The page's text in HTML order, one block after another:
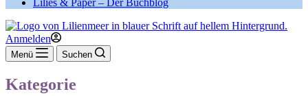
Lilies & Paper – Der Buchblog
Anmelden
Menü Suchen
Kategorie